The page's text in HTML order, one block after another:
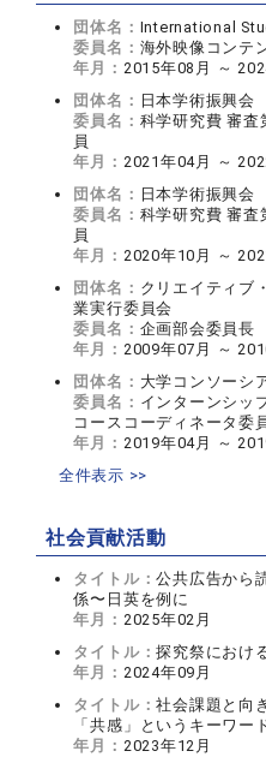
団体名： International
委員名： 海外映像コンテ
年月： 2015年08月 ～
団体名： 日本学術振興会
委員名： 科学研究費 審査
員
年月： 2021年04月 ～
団体名： 日本学術振興会
委員名： 科学研究費 審査
員
年月： 2020年10月 ～
団体名： クリエイティブ
業実行委員会
委員名： 企画部会委員長
年月： 2009年07月 ～
団体名： 大学コンソーシ
委員名： インターンシッ
コースコーディネータ委
年月： 2019年04月 ～
全件表示 >>
社会貢献活動
タイトル：公共広告から
係〜日英を例に
年月： 2025年02月
タイトル：探究祭におけ
年月： 2024年09月
タイトル：社会課題と向
「共感」というキーワー
年月： 2023年12月